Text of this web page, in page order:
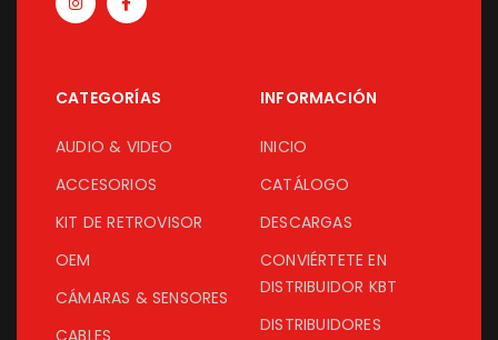
CATEGORÍAS
AUDIO & VIDEO
ACCESORIOS
KIT DE RETROVISOR
OEM
CÁMARAS & SENSORES
INFORMACIÓN
INICIO
CATÁLOGO
DESCARGAS
CONVIÉRTETE EN
DISTRIBUIDOR KBT
DISTRIBUIDORES